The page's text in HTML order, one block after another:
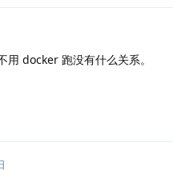
docker 跑没有什么关系。